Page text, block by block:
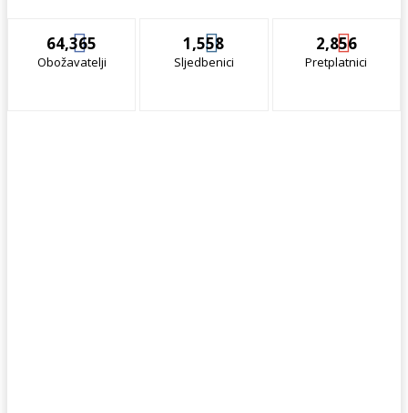
64,365
Obožavatelji
1,558
Sljedbenici
2,856
Pretplatnici